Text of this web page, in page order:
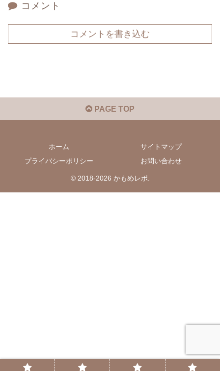
コメント
コメントを書き込む
PAGE TOP
ホーム
サイトマップ
プライバシーポリシー
お問い合わせ
© 2018-2026 かもめレポ.